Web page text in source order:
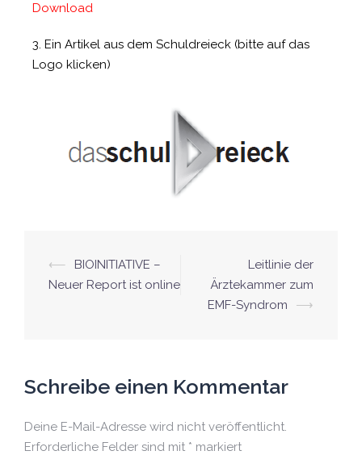
Download
3. Ein Artikel aus dem Schuldreieck (bitte auf das
Logo klicken)
⟵
BIOINITIATIVE –
Neuer Report ist online
Leitlinie der
Ärztekammer zum
EMF-Syndrom
⟶
Schreibe einen Kommentar
Deine E-Mail-Adresse wird nicht veröffentlicht.
Erforderliche Felder sind mit * markiert